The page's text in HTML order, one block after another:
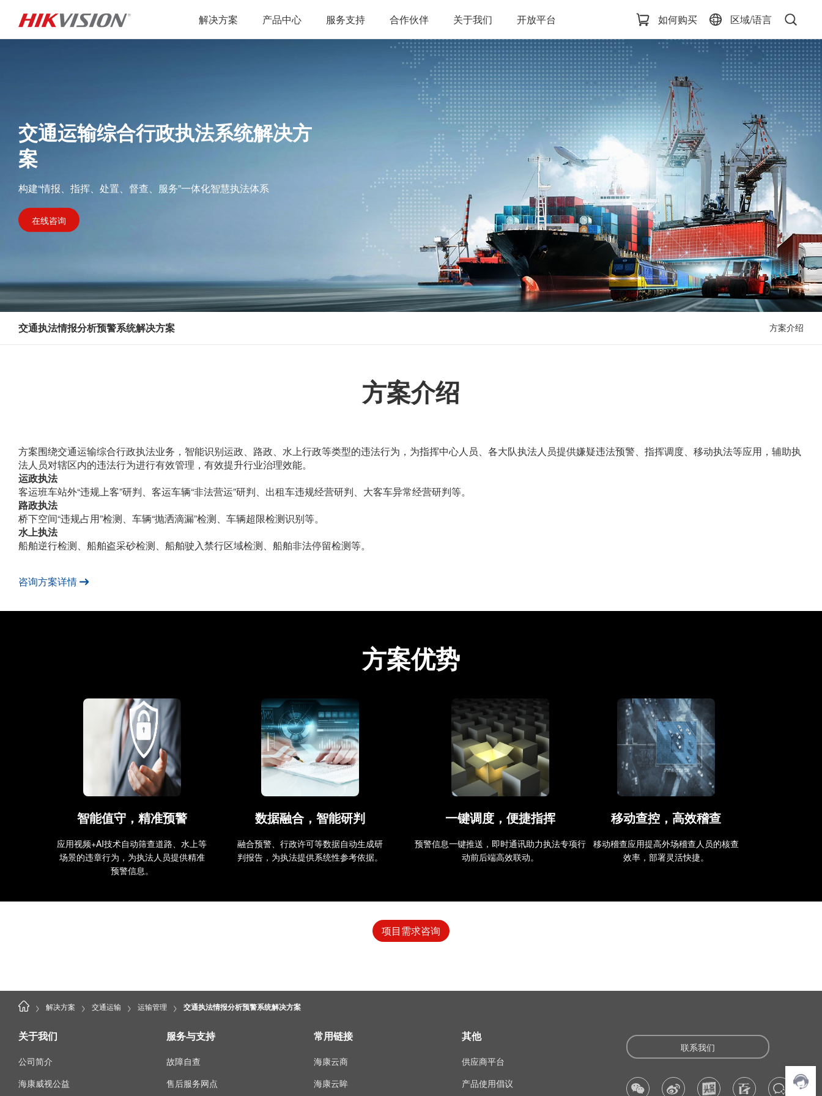
解决方案 产品中心 服务支持 合作伙伴 关于我们 开放平台 如何购买 区域/语言
交通运输综合行政执法系统解决方
案
构建“情报、指挥、处置、督查、服务”一体化智慧执法体系
在线咨询
交通执法情报分析预警系统解决方案 方案介绍
方案介绍
方案围绕交通运输综合行政执法业务，智能识别运政、路政、水上行政等类型的违法行为，为指挥中心人员、各大队执法人员提供嫌疑违法预警、指挥调度、移动执法等应用，辅助执
法人员对辖区内的违法行为进行有效管理，有效提升行业治理效能。
运政执法
客运班车站外“违规上客”研判、客运车辆“非法营运”研判、出租车违规经营研判、大客车异常经营研判等。
路政执法
桥下空间“违规占用”检测、车辆“抛洒滴漏”检测、车辆超限检测识别等。
水上执法
船舶逆行检测、船舶盗采砂检测、船舶驶入禁行区域检测、船舶非法停留检测等。
咨询方案详情
方案优势
智能值守，精准预警
应用视频+AI技术自动筛查道路、水上等
场景的违章行为，为执法人员提供精准
预警信息。
数据融合，智能研判
融合预警、行政许可等数据自动生成研
判报告，为执法提供系统性参考依据。
一键调度，便捷指挥
预警信息一键推送，即时通讯助力执法专项行
动前后端高效联动。
移动查控，高效稽查
移动稽查应用提高外场稽查人员的核查
效率，部署灵活快捷。
项目需求咨询
> 解决方案 > 交通运输 > 运输管理 > 交通执法情报分析预警系统解决方案
关于我们
公司简介
海康威视公益
服务与支持
故障自查
售后服务网点
常用链接
海康云商
海康云眸
其他
供应商平台
产品使用倡议
联系我们